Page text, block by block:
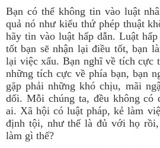
Bạn có thể không tin vào luật
quả nó như kiểu thứ phép thuật
hãy tin vào luật hấp dẫn. Luật
tốt bạn sẽ nhận lại điều tốt, bạn
lại việc xấu. Bạn nghĩ về tích cực
những tích cực về phía bạn, bạn
gặp phải những khó chịu, mãi
dối. Mỗi chúng ta, đều không có
ai. Xã hội có luật pháp, kẻ làm
định tội, như thế là đủ với họ
làm gì thế?